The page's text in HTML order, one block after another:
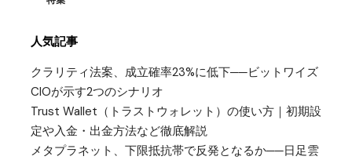
人気記事
クラリティ法案、成立確率23%に低下──ビットワイズ
CIOが示す2つのシナリオ
Trust Wallet（トラストウォレット）の使い方｜初期設
定や入金・出金方法など徹底解説
メタプラネット、下限抵抗帯で反発となるか──日足雲